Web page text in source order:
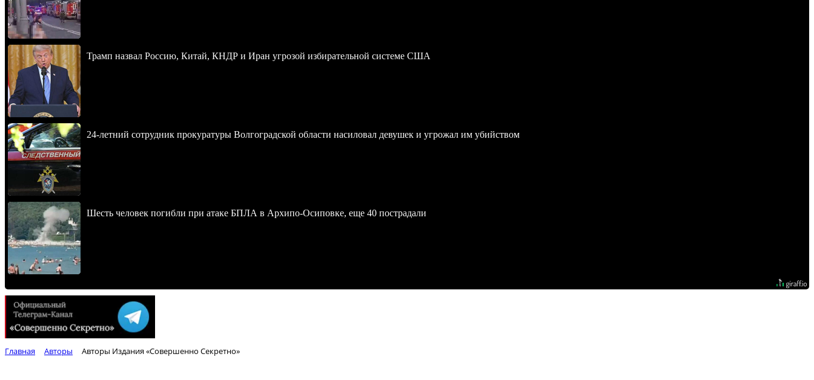
Трамп назвал Россию, Китай, КНДР и Иран угрозой избирательной системе США
24-летний сотрудник прокуратуры Волгоградской области насиловал девушек и угрожал им убийством
Шесть человек погибли при атаке БПЛА в Архипо-Осиповке, еще 40 пострадали
Главная Авторы Авторы Издания «Совершенно Секретно»